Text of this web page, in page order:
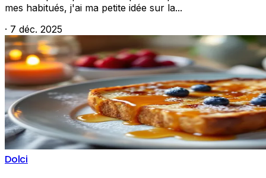
mes habitués, j'ai ma petite idée sur la...
· 7 déc. 2025
Dolci